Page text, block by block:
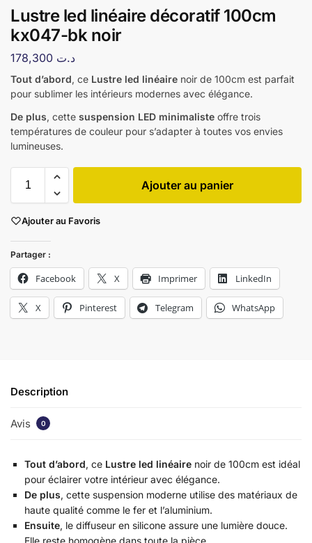
Lustre led linéaire décoratif 100cm
kx047-bk noir
د.ت
Tout d’abord, ce Lustre led linéaire noir de 100cm est parfait
pour sublimer les intérieurs modernes avec élégance.
De plus, cette suspension LED minimaliste offre trois
températures de couleur pour s’adapter à toutes vos envies
lumineuses.
Ajouter au panier
Ajouter au Favoris
Partager :
Facebook X Imprimer LinkedIn
X Pinterest Telegram WhatsApp
Description
Avis 0
Tout d’abord, ce Lustre led linéaire noir de 100cm est idéal
pour éclairer votre intérieur avec élégance.
De plus, cette suspension moderne utilise des matériaux de
haute qualité comme le fer et l’aluminium.
Ensuite, le diffuseur en silicone assure une lumière douce.
Elle reste homogène dans toute la pièce.